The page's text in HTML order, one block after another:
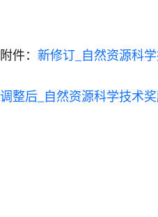
附件： 新修订_自然资源科
调整后_自然资源科学技术